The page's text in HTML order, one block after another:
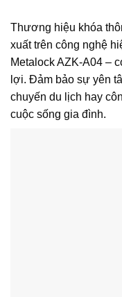
Thương hiệu khóa
xuất trên công nghệ
Metalock AZK-A04 –
lợi. Đảm bảo sự yên
chuyến du lịch hay
cuộc sống gia đình.